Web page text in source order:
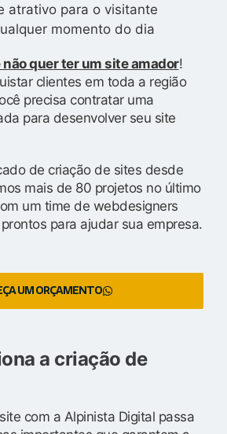
atrativo para o visitante
momento do dia
não quer ter um site amador!
clientes em toda a região
precisa contratar uma
para desenvolver seu site
de criação de sites desde
mais de 80 projetos no último
um time de webdesigners
para ajudar sua empresa.
UM ORÇAMENTO
a criação de
com a Alpinista Digital passa